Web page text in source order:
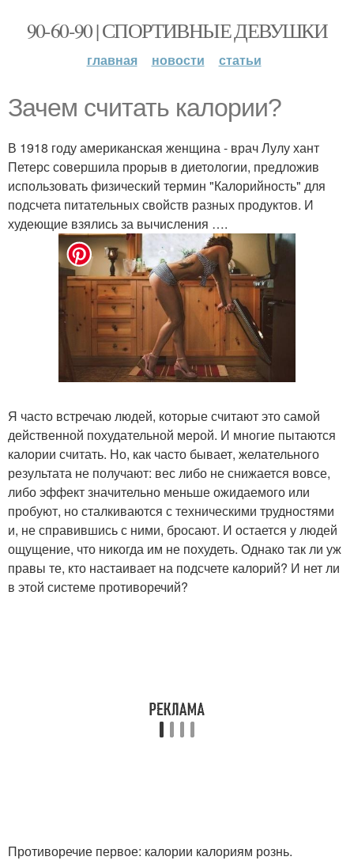
90-60-90 | СПОРТИВНЫЕ ДЕВУШКИ
главная новости статьи
Зачем считать калории?
В 1918 году американская женщина - врач Лулу хант
Петерс совершила прорыв в диетологии, предложив
использовать физический термин "Калорийность" для
подсчета питательных свойств разных продуктов. И
худеющие взялись за вычисления ….
Я часто встречаю людей, которые считают это самой
действенной похудательной мерой. И многие пытаются
калории считать. Но, как часто бывает, желательного
результата не получают: вес либо не снижается вовсе,
либо эффект значительно меньше ожидаемого или
пробуют, но сталкиваются с техническими трудностями
и, не справившись с ними, бросают. И остается у людей
ощущение, что никогда им не похудеть. Однако так ли уж
правы те, кто настаивает на подсчете калорий? И нет ли
в этой системе противоречий?
Противоречие первое: калории калориям рознь.